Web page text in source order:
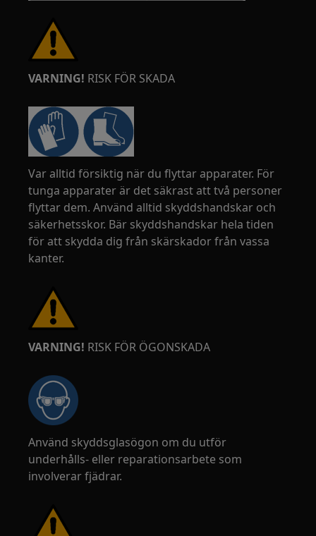
VARNING! RISK FÖR SKADA
Var alltid försiktig när du flyttar apparater. För
tunga apparater är det säkrast att två personer
flyttar dem. Använd alltid skyddshandskar och
säkerhetsskor. Bär skyddshandskar hela tiden
för att skydda dig från skärskador från vassa
kanter.
VARNING! RISK FÖR ÖGONSKADA
Använd skyddsglasögon om du utför
underhålls- eller reparationsarbete som
involverar fjädrar.